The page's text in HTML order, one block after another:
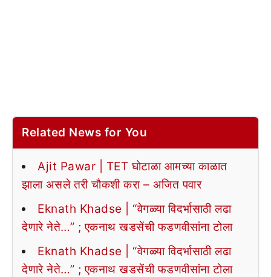
Related News for You
Ajit Pawar | TET घोटाळा आमच्या काळात
झाला असले तरी चौकशी करा – अजित पवार
Eknath Khadse | “वेगळ्या विदर्भासाठी लढा
देणारे नेते…” ; एकनाथ खडसेंची फडणवीसांना टोला
Eknath Khadse | “वेगळ्या विदर्भासाठी लढा
देणारे नेते…” ; एकनाथ खडसेंची फडणवीसांना टोला